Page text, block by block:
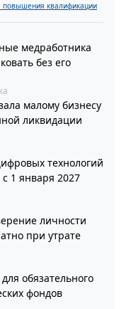
квалификации
медработника
без его
малому бизнесу
ликвидации
технологий
1 января 2027
личности
при утрате
обязательного
фондов